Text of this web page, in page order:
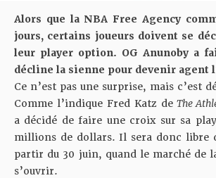
Alors que la NBA Free Agency
jours, certains joueurs doivent se
leur player option. OG Anunoby a
décline la sienne pour devenir agent
Ce n’est pas une surprise, mais c’est
Comme l’indique Fred Katz deThe
a décidé de faire une croix sur sa
millions de dollars. Il sera donc libre
partir du 30 juin, quand le marché de
s’ouvrir.